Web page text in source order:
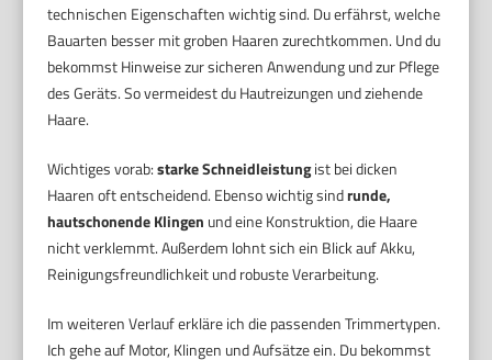
technischen Eigenschaften wichtig sind. Du erfährst, welche
Bauarten besser mit groben Haaren zurechtkommen. Und du
bekommst Hinweise zur sicheren Anwendung und zur Pflege
des Geräts. So vermeidest du Hautreizungen und ziehende
Haare.
Wichtiges vorab:starke Schneidleistungist bei dicken
Haaren oft entscheidend. Ebenso wichtig sindrunde,
hautschonende Klingen und eine Konstruktion, die Haare
nicht verklemmt. Außerdem lohnt sich ein Blick auf Akku,
Reinigungsfreundlichkeit und robuste Verarbeitung.
Im weiteren Verlauf erkläre ich die passenden Trimmertypen.
Ich gehe auf Motor, Klingen und Aufsätze ein. Du bekommst